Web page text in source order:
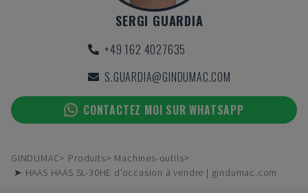
SERGI GUARDIA
+49 162 4027635
S.GUARDIA@GINDUMAC.COM
CONTACTEZ MOI SUR WHATSAPP
GINDUMAC Produits
Machines-outils
➤ HAAS HAAS SL-30HE d'occasion à vendre | gindumac.com